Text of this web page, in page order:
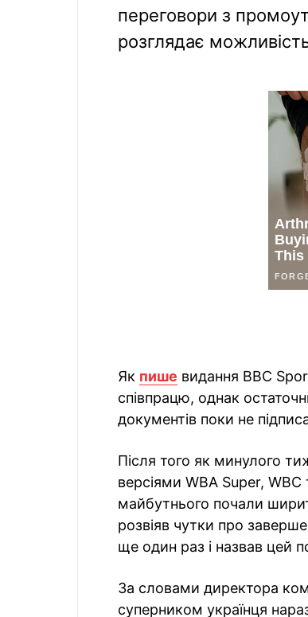
переговори з
розглядає
Як пише видання BBC
співпрацю, однак
документів поки не
Після того як минулого
версіями WBA Super, WBC
майбутнього почали
розвіяв чутки про
ще один раз і назвав цей
За словами директора
суперником українця